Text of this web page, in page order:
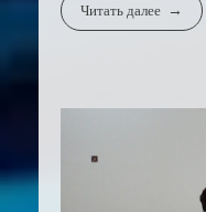
Читать далее